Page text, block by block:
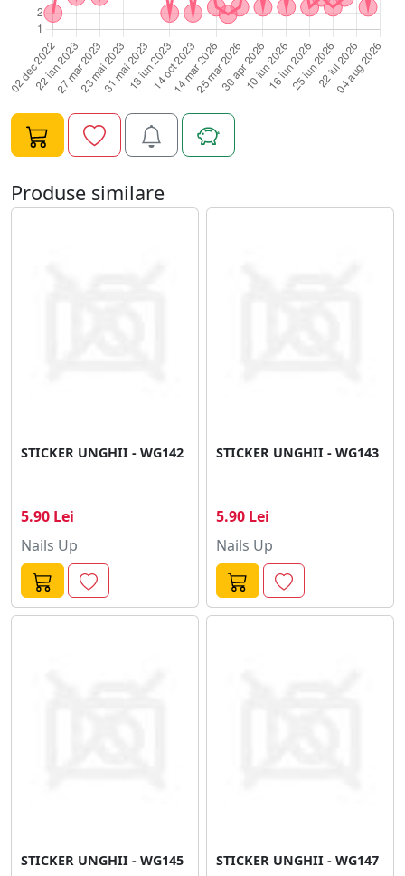
Produse similare
STICKER UNGHII - WG142
5.90 Lei
Nails Up
STICKER UNGHII - WG143
5.90 Lei
Nails Up
STICKER UNGHII - WG145 STICKER UNGHII - WG147